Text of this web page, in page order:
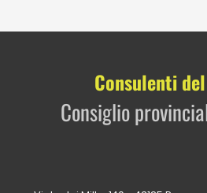
Consulenti
Consiglio